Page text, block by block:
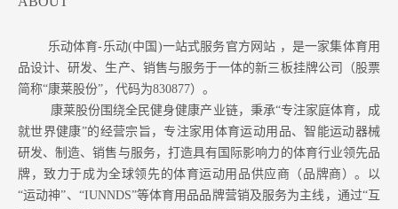
乐动体育-乐动(中国)一站式服务官方网站 ，是一家集体育用
品设计、研发、生产、销售与服务于一体的新三板挂牌公司（股票
简称“康莱股份”，代码为830877）。
康莱股份围绕全民健身健康产业链，秉承“专注家庭体育，成
就世界健康”的经营宗旨，专注家用体育运动用品、智能运动器械
研发、制造、销售与服务，打造具有国际影响力的体育行业领先品
牌，致力于成为全球领先的体育运动用品供应商（品牌商）。以
“运动神”、“IUNNDS”等体育用品品牌营销及服务为主线，通过“互